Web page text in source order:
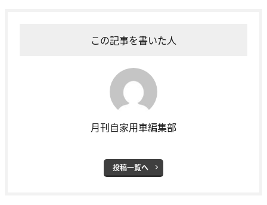
この記事を書いた人
月刊自家用車編集部
投稿一覧へ